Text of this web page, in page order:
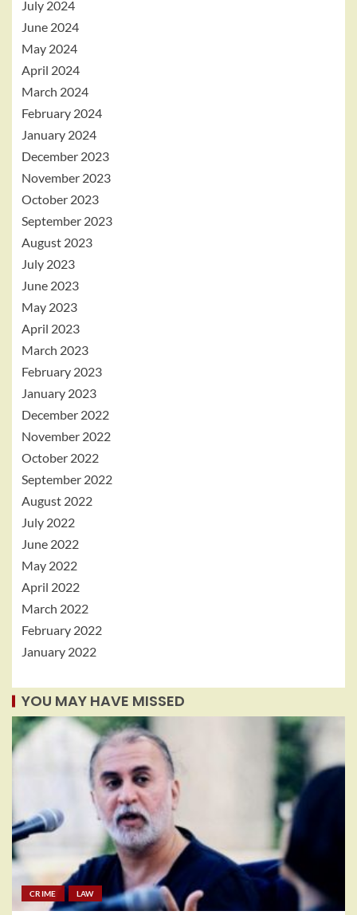
July 2024
June 2024
May 2024
April 2024
March 2024
February 2024
January 2024
December 2023
November 2023
October 2023
September 2023
August 2023
July 2023
June 2023
May 2023
April 2023
March 2023
February 2023
January 2023
December 2022
November 2022
October 2022
September 2022
August 2022
July 2022
June 2022
May 2022
April 2022
March 2022
February 2022
January 2022
YOU MAY HAVE MISSED
CRIME LAW